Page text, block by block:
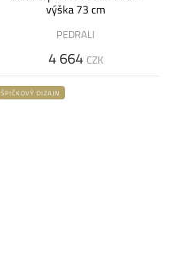
výška 73 cm
PEDRALI
4 664 CZK
ŠPIČKOVÝ DIZAJN